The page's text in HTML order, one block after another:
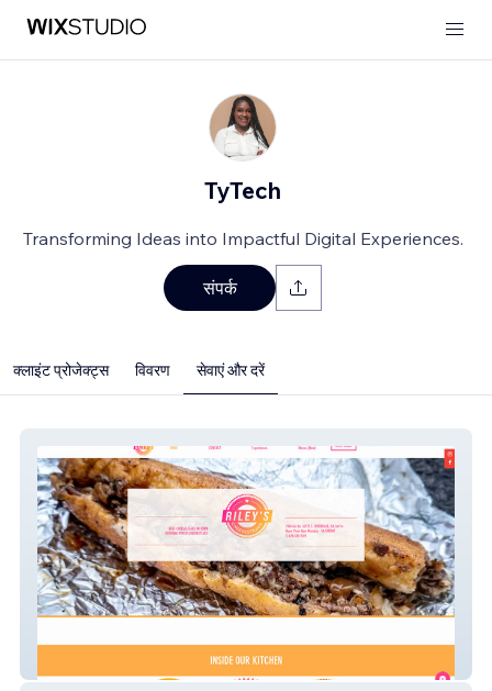
TyTech
Transforming Ideas into Impactful Digital Experiences.
संपर्क
क्लाइंट प्रोजेक्ट्स विवरण सेवाएं और दरें